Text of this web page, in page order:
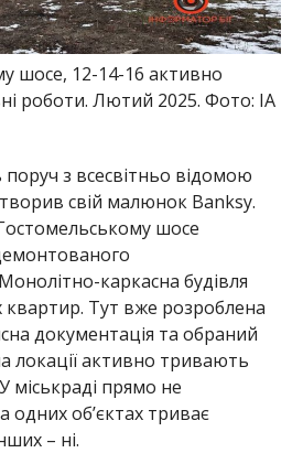
шосе, 12-14-16 активно
роботи. Лютий 2025. Фото: ІА
з всесвітньо відомою
свій малюнок Banksy.
шосе
каркасна будівля
квартир. Тут вже розроблена
документація та обраний
локації активно тривають
міськраді прямо не
об’єктах триває
– ні.